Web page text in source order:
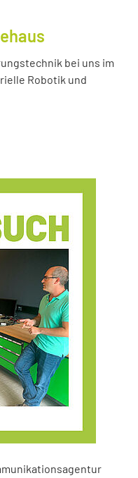
bei uns im
Robotik und